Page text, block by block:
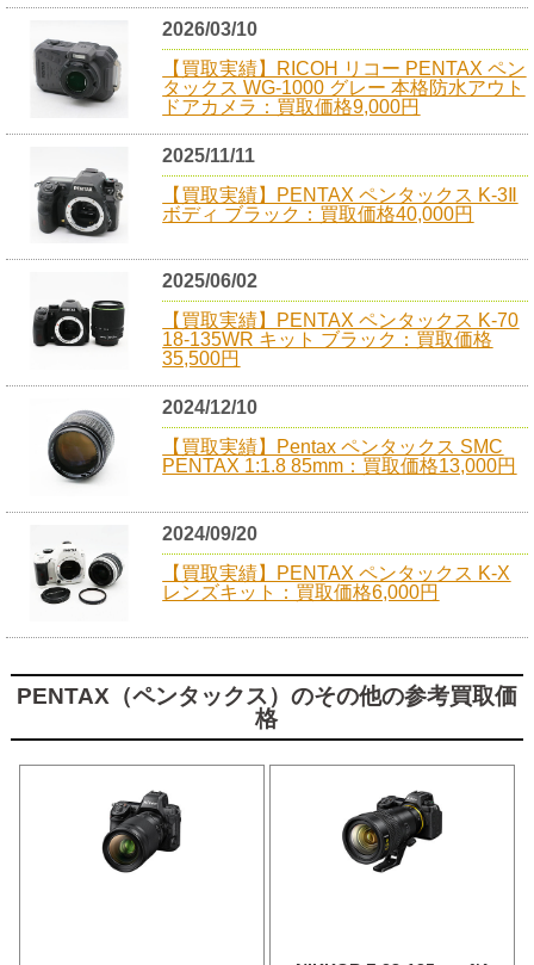
2026/03/10
【買取実績】RICOH リコー PENTAX ペン
タックス WG-1000 グレー 本格防水アウト
ドアカメラ：買取価格9,000円
2025/11/11
【買取実績】PENTAX ペンタックス K-3Ⅱ
ボディ ブラック：買取価格40,000円
2025/06/02
【買取実績】PENTAX ペンタックス K-70
18-135WR キット ブラック：買取価格
35,500円
2024/12/10
【買取実績】Pentax ペンタックス SMC
PENTAX 1:1.8 85mm：買取価格13,000円
2024/09/20
【買取実績】PENTAX ペンタックス K-X
レンズキット：買取価格6,000円
PENTAX（ペンタックス）のその他の参考買取価
格